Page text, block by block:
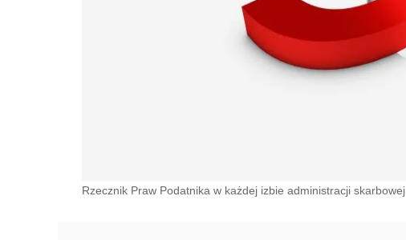
Rzecznik Praw Podatnika w każdej izbie administracji skarbowej